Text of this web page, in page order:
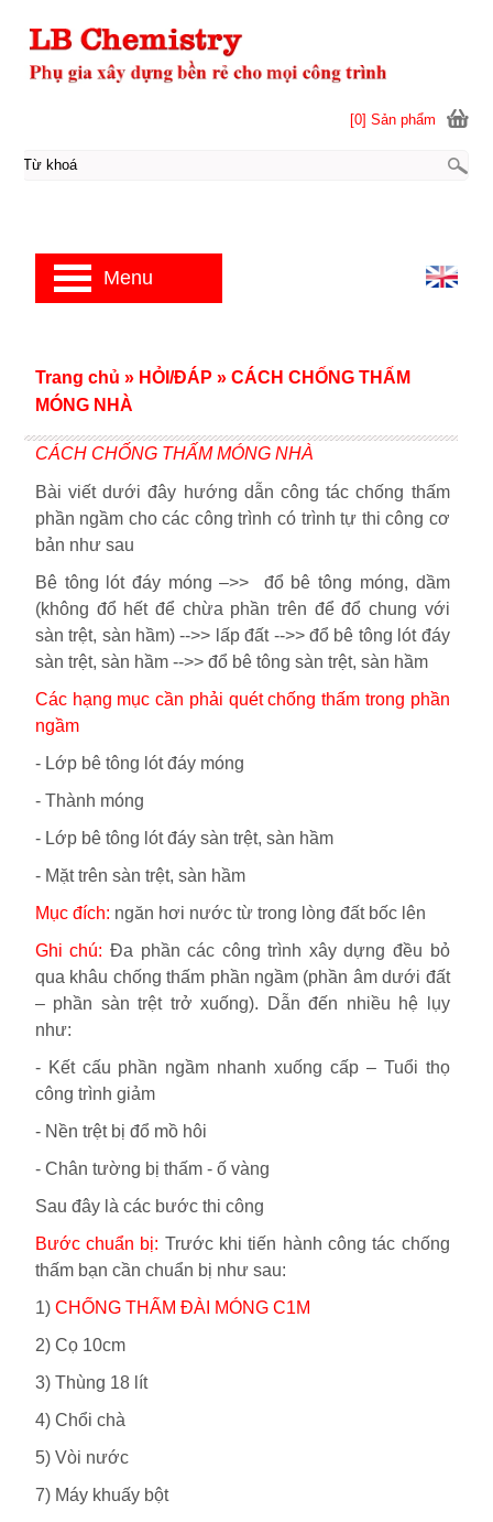
CÁCH CHỐNG THẤM MÓNG NHÀ
Bài viết dưới đây hướng dẫn công tác chống thấm
phần ngầm cho các công trình có trình tự thi công cơ
bản như sau
Bê tông lót đáy móng –>> đổ bê tông móng, dầm
(không đổ hết để chừa phần trên để đổ chung với
sàn trệt, sàn hầm) -->> lấp đất -->> đổ bê tông lót đáy
sàn trệt, sàn hầm -->> đổ bê tông sàn trệt, sàn hầm
Các hạng mục cần phải quét chống thấm trong phần
ngầm
- Lớp bê tông lót đáy móng
- Thành móng
- Lớp bê tông lót đáy sàn trệt, sàn hầm
- Mặt trên sàn trệt, sàn hầm
Mục đích: ngăn hơi nước từ trong lòng đất bốc lên
Ghi chú: Đa phần các công trình xây dựng đều bỏ
qua khâu chống thấm phần ngầm (phần âm dưới đất
– phần sàn trệt trở xuống). Dẫn đến nhiều hệ lụy
như:
- Kết cấu phần ngầm nhanh xuống cấp – Tuổi thọ
công trình giảm
- Nền trệt bị đổ mồ hôi
- Chân tường bị thấm - ố vàng
Sau đây là các bước thi công
Bước chuẩn bị: Trước khi tiến hành công tác chống
thấm bạn cần chuẩn bị như sau:
1) CHỐNG THẤM ĐÀI MÓNG C1M
2) Cọ 10cm
3) Thùng 18 lít
4) Chổi chà
5) Vòi nước
7) Máy khuấy bột
Trang chủ » HỎI/ĐÁP » CÁCH CHỐNG THẤM
MÓNG NHÀ
[0] Sản phẩm
Menu